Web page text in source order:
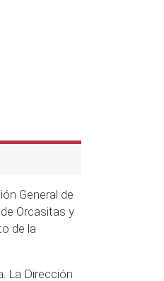
General de
Orcasitas y
de la
La Dirección